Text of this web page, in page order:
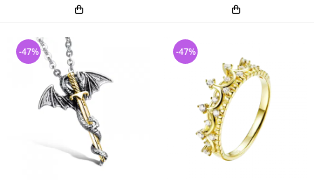
-47% -47%